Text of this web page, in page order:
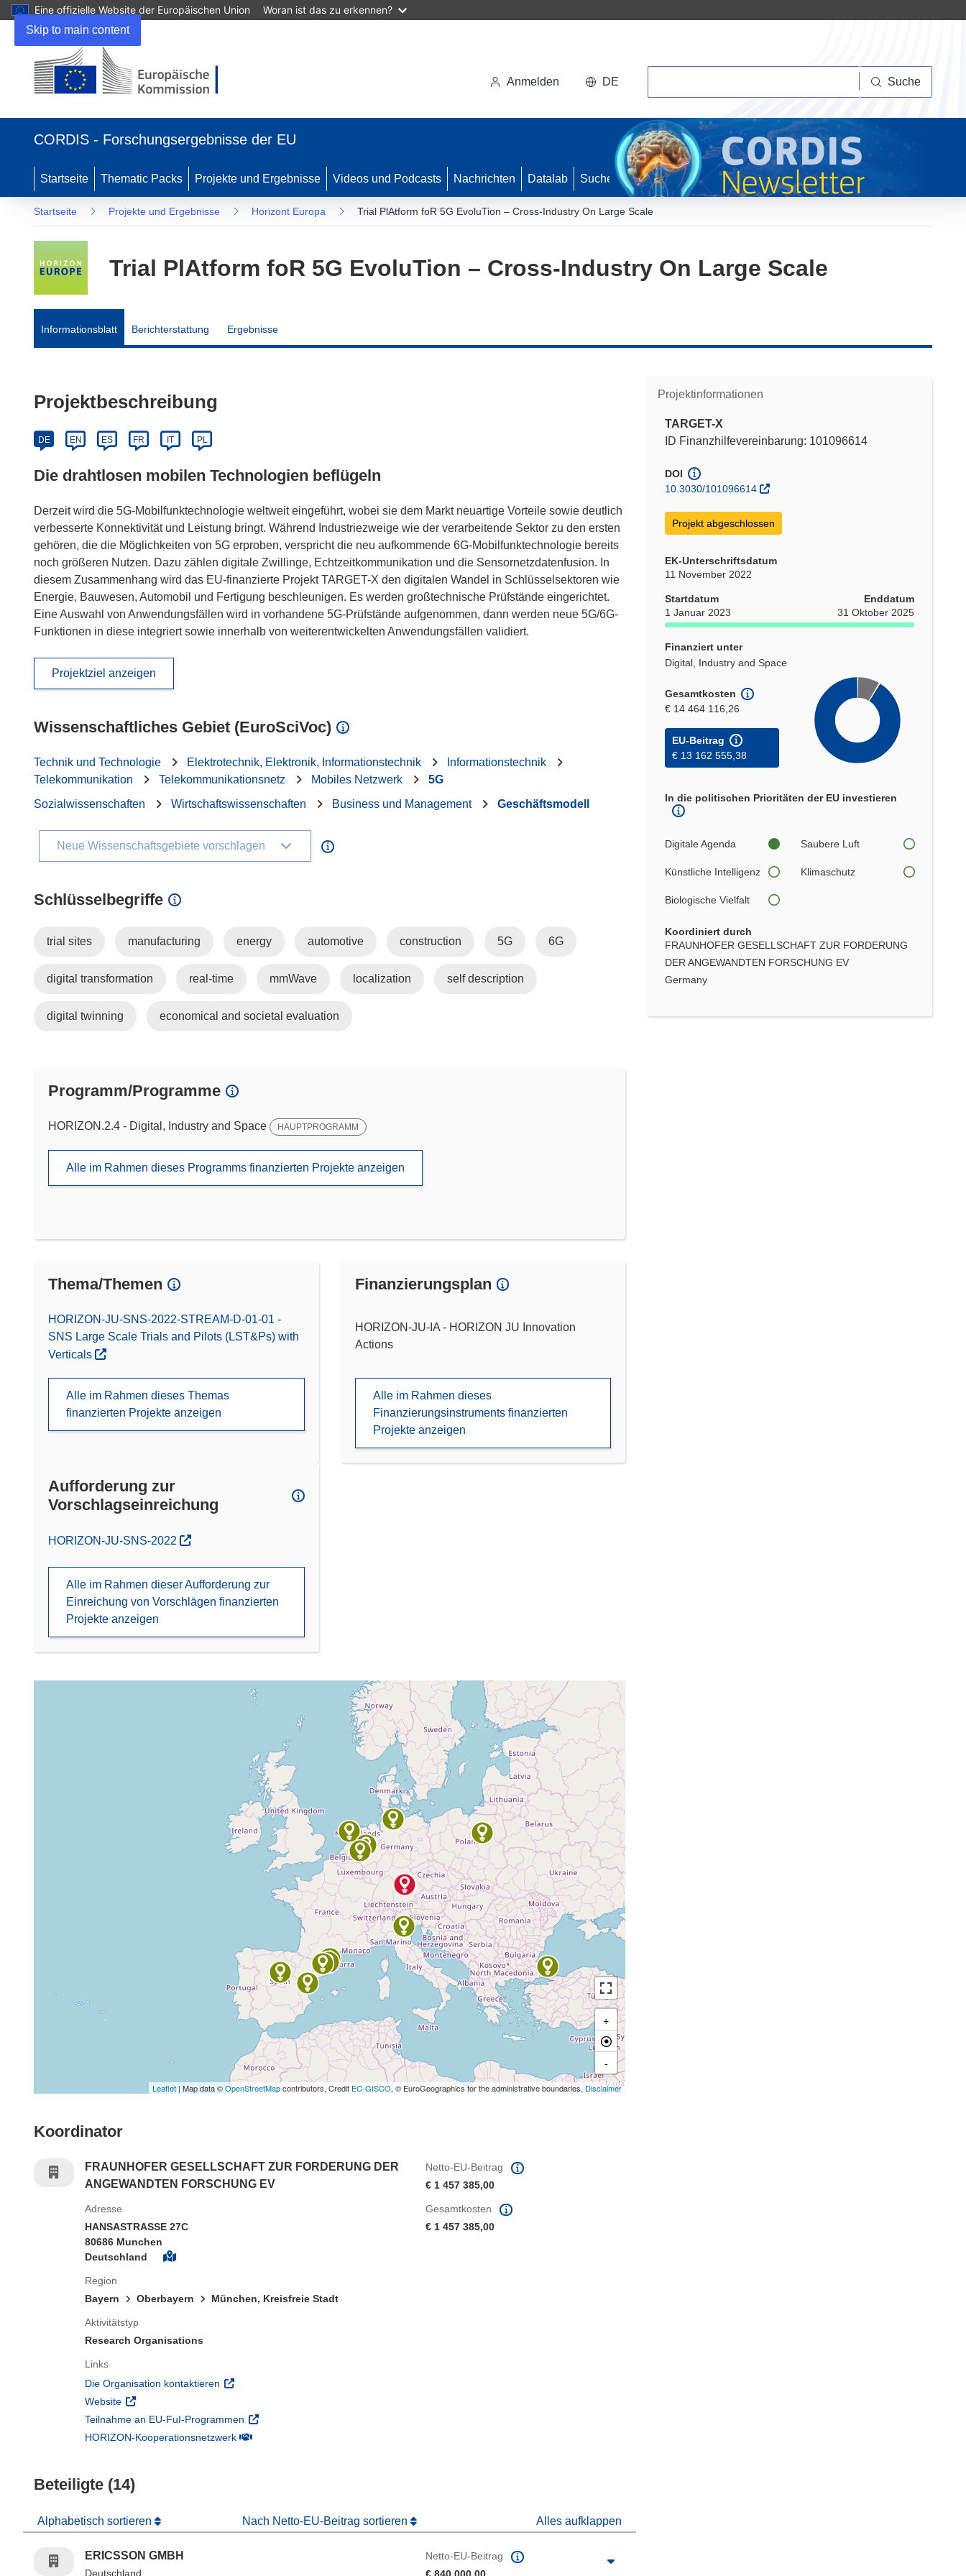
Skip to main content
Eine offizielle Website der Europäischen Union Woran ist das zu erkennen?
Anmelden DE Suche
CORDIS - Forschungsergebnisse der EU
Startseite Thematic Packs Projekte und Ergebnisse Videos und Podcasts Nachrichten Datalab Suche
Startseite Projekte und Ergebnisse Horizont Europa Trial PlAtform foR 5G EvoluTion – Cross-Industry On Large Scale
Trial PlAtform foR 5G EvoluTion – Cross-Industry On Large Scale
Informationsblatt Berichterstattung Ergebnisse
Projektinformationen
TARGET-X
ID Finanzhilfevereinbarung: 101096614
DOI
10.3030/101096614
Projekt abgeschlossen
EK-Unterschriftsdatum
11 November 2022
Startdatum
1 Januar 2023
Enddatum
31 Oktober 2025
Finanziert unter
Digital, Industry and Space
Gesamtkosten
€ 14 464 116,26
EU-Beitrag
€ 13 162 555,38
In die politischen Prioritäten der EU investieren
Digitale Agenda Saubere Luft
Künstliche Intelligenz Klimaschutz
Biologische Vielfalt
Koordiniert durch
FRAUNHOFER GESELLSCHAFT ZUR FORDERUNG
DER ANGEWANDTEN FORSCHUNG EV
Germany
Projektbeschreibung
DE EN ES FR IT PL
Die drahtlosen mobilen Technologien beflügeln
Derzeit wird die 5G-Mobilfunktechnologie weltweit eingeführt, wobei sie dem Markt neuartige Vorteile sowie deutlich
verbesserte Konnektivität und Leistung bringt. Während Industriezweige wie der verarbeitende Sektor zu den ersten
gehören, die die Möglichkeiten von 5G erproben, verspricht die neu aufkommende 6G-Mobilfunktechnologie bereits
noch größeren Nutzen. Dazu zählen digitale Zwillinge, Echtzeitkommunikation und die Sensornetzdatenfusion. In
diesem Zusammenhang wird das EU-finanzierte Projekt TARGET-X den digitalen Wandel in Schlüsselsektoren wie
Energie, Bauwesen, Automobil und Fertigung beschleunigen. Es werden großtechnische Prüfstände eingerichtet.
Eine Auswahl von Anwendungsfällen wird in vorhandene 5G-Prüfstände aufgenommen, dann werden neue 5G/6G-
Funktionen in diese integriert sowie innerhalb von weiterentwickelten Anwendungsfällen validiert.
Projektziel anzeigen
Wissenschaftliches Gebiet (EuroSciVoc)
Technik und Technologie Elektrotechnik, Elektronik, Informationstechnik
Informationstechnik
Telekommunikation
Telekommunikationsnetz Mobiles Netzwerk
5G
Sozialwissenschaften
Wirtschaftswissenschaften Business und Management Geschäftsmodell
Neue Wissenschaftsgebiete vorschlagen
Schlüsselbegriffe
trial sites manufacturing energy automotive construction 5G 6G
digital transformation real-time mmWave localization self description
digital twinning economical and societal evaluation
Programm/Programme
HORIZON.2.4 - Digital, Industry and Space HAUPTPROGRAMM
Alle im Rahmen dieses Programms finanzierten Projekte anzeigen
Thema/Themen
HORIZON-JU-SNS-2022-STREAM-D-01-01 -
SNS Large Scale Trials and Pilots (LST&Ps) with
Verticals
Alle im Rahmen dieses Themas
finanzierten Projekte anzeigen
Finanzierungsplan
HORIZON-JU-IA - HORIZON JU Innovation
Actions
Alle im Rahmen dieses
Finanzierungsinstruments finanzierten
Projekte anzeigen
Aufforderung zur
Vorschlagseinreichung
(öffnet in neuem Fenster)
HORIZON-JU-SNS-2022
Alle im Rahmen dieser Aufforderung zur
Einreichung von Vorschlägen finanzierten
Projekte anzeigen
+
-
Leaflet | Map data ©OpenStreetMapcontributors, Credit EC-GISCO, © EuroGeographics for the administrative boundaries, Disclaimer
Koordinator
FRAUNHOFER GESELLSCHAFT ZUR FORDERUNG DER
ANGEWANDTEN FORSCHUNG EV
Netto-EU-Beitrag
€ 1 457 385,00
Adresse
HANSASTRASSE 27C
80686 Munchen
Deutschland
Region
Bayern
Oberbayern München, Kreisfreie Stadt
Aktivitätstyp
Research Organisations
Links
Die Organisation kontaktieren (öffnet in neuem Fenster)
Website (öffnet in neuem Fenster)
Teilnahme an EU-FuI-Programmen (öffnet in neuem Fenster)
HORIZON-Kooperationsnetzwerk(öffnet in neuem Fenster)
Gesamtkosten
€ 1 457 385,00
Beteiligte (14)
Alphabetisch sortieren Nach Netto-EU-Beitrag sortieren Alles aufklappen
ERICSSON GMBH
Deutschland
Netto-EU-Beitrag